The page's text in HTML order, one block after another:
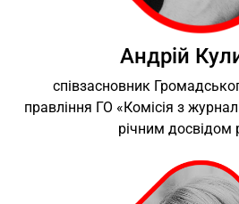
Андрій
співзасновник
правління ГО «Комісія з
річним досвідом